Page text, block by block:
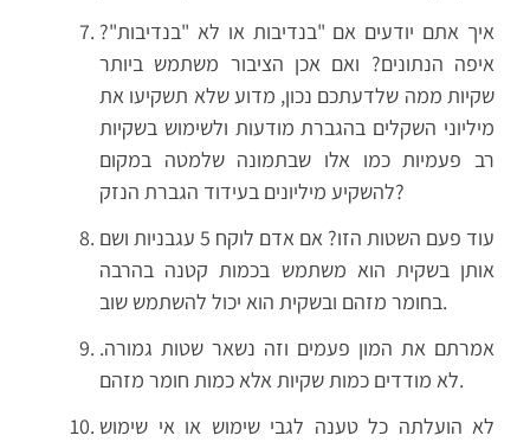
איך אתם יודעים אם "בנדיבות או לא "בנדיבות"?
איפה הנתונים? ואם אכן הציבור משתמש ביותר
שקיות ממה שלדעתכם נכון, מדוע שלא תשקיעו את
מיליוני השקלים בהגברת מודעות ולשימוש בשקיות
רב פעמיות כמו אלו שבתמונה שלמטה במקום
להשקיע מיליונים בעידוד הגברת הנזק?
עוד פעם השטות הזו? אם אדם לוקח 5 עגבניות ושם
אותן בשקית הוא משתמש בכמות קטנה בהרבה
בחומר מזהם ובשקית הוא יכול להשתמש שוב.
אמרתם את המון פעמים וזה נשאר שטות גמורה.
לא מודדים כמות שקיות אלא כמות חומר מזהם.
לא הועלתה כל טענה לגבי שימוש או אי שימוש